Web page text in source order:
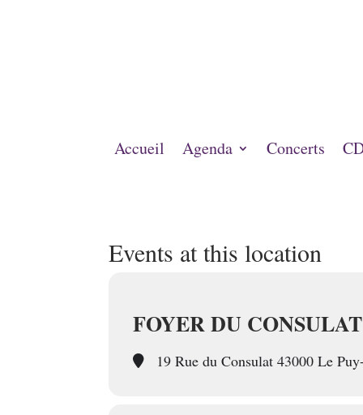
Accueil Agenda Concerts
Events at this location
FOYER DU CONSULAT
19 Rue du Consulat 43000 Le